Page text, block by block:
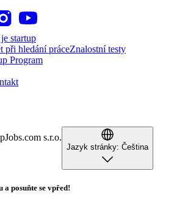
startup
při hledání práceZnalostní testy
Program
s.r.o.
Jazyk stránky: Čeština
a posuňte se vpřed!